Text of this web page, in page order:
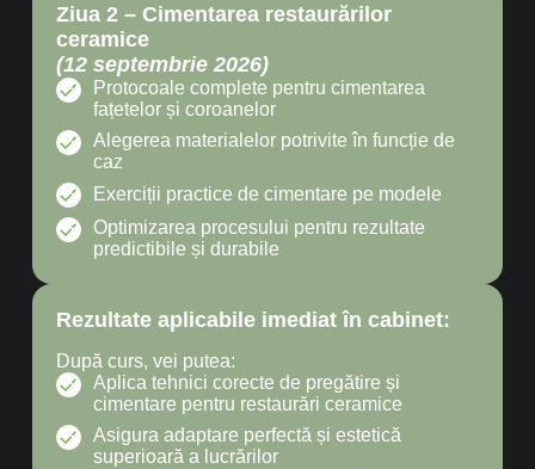
Ziua 2 – Cimentarea restaurărilor
ceramice
(12 septembrie 2026)
Protocoale complete pentru cimentarea
fațetelor și coroanelor
Alegerea materialelor potrivite în funcție de
caz
Exerciții practice de cimentare pe modele
Optimizarea procesului pentru rezultate
predictibile și durabile
Rezultate aplicabile imediat în cabinet:
După curs, vei putea:
Aplica tehnici corecte de pregătire și
cimentare pentru restaurări ceramice
Asigura adaptare perfectă și estetică
superioară a lucrărilor